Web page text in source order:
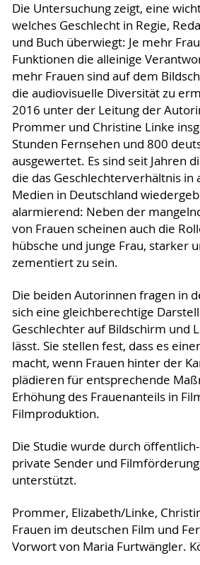
Die Untersuchung zeigt, eine
welches Geschlecht in Regie,
und Buch überwiegt: Je mehr
Funktionen die alleinige
mehr Frauen sind auf dem
die audiovisuelle Diversität zu
2016 unter der Leitung der
Prommer und Christine Linke
Stunden Fernsehen und 800
ausgewertet. Es sind seit Jahren
die das Geschlechterverhältnis in
Medien in Deutschland
alarmierend: Neben der
von Frauen scheinen auch die
hübsche und junge Frau, starker
zementiert zu sein.
Die beiden Autorinnen fragen in
sich eine gleichberechtige
Geschlechter auf Bildschirm und
lässt. Sie stellen fest, dass es
macht, wenn Frauen hinter der
plädieren für entsprechende
Erhöhung des Frauenanteils in
Filmproduktion.
Die Studie wurde durch
private Sender und
unterstützt.
Prommer, Elizabeth/Linke,
Frauen im deutschen Film und
Vorwort von Maria Furtwängler.